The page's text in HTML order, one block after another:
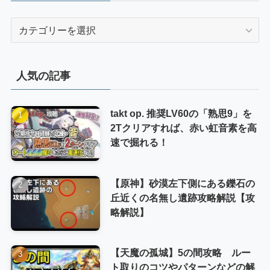
ー
人気の記事
takt op. 推奨LV60の「熟思9」を
2Tクリアすれば、赤い虹音素を高
速で掘れる！
【原神】砂漠左下側にある鑠石の
丘近くの名無し遺跡攻略解説【攻
略解説】
【天魔の孤城】5の間攻略 ルー
ト取りのコツやパターンなどの解